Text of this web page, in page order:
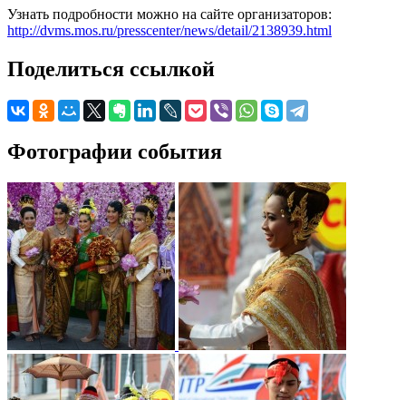
Узнать подробности можно на сайте организаторов:
http://dvms.mos.ru/presscenter/news/detail/2138939.html
Поделиться ссылкой
Фотографии события